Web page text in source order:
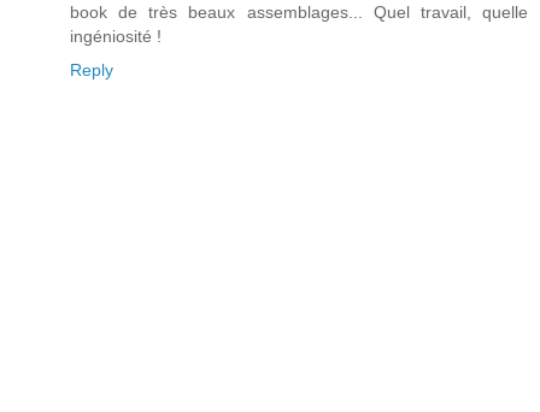
book de très beaux assemblages... Quel travail, quelle
ingéniosité !
Reply